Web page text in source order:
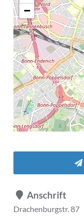
−
Anschrift
Drachenburgstr. 87